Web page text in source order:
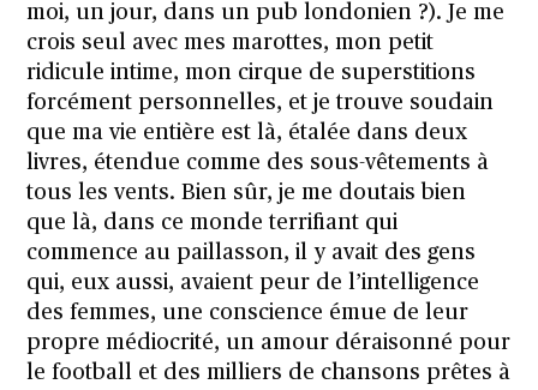
moi, un jour, dans un pub londonien ?). Je me
crois seul avec mes marottes, mon petit
ridicule intime, mon cirque de superstitions
forcément personnelles, et je trouve soudain
que ma vie entière est là, étalée dans deux
livres, étendue comme des sous-vêtements à
tous les vents. Bien sûr, je me doutais bien
que là, dans ce monde terrifiant qui
commence au paillasson, il y avait des gens
qui, eux aussi, avaient peur de l’intelligence
des femmes, une conscience émue de leur
propre médiocrité, un amour déraisonné pour
le football et des milliers de chansons prêtes à